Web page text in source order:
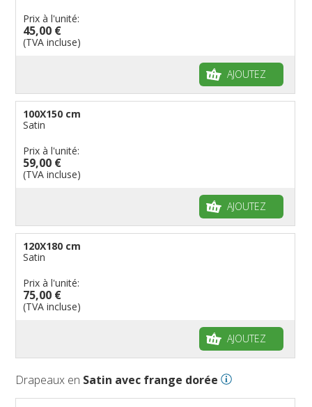
Prix à l'unité:
45,00 €
(TVA incluse)
AJOUTEZ
100X150 cm
Satin
Prix à l'unité:
59,00 €
(TVA incluse)
AJOUTEZ
120X180 cm
Satin
Prix à l'unité:
75,00 €
(TVA incluse)
AJOUTEZ
Drapeaux en Satin avec frange dorée